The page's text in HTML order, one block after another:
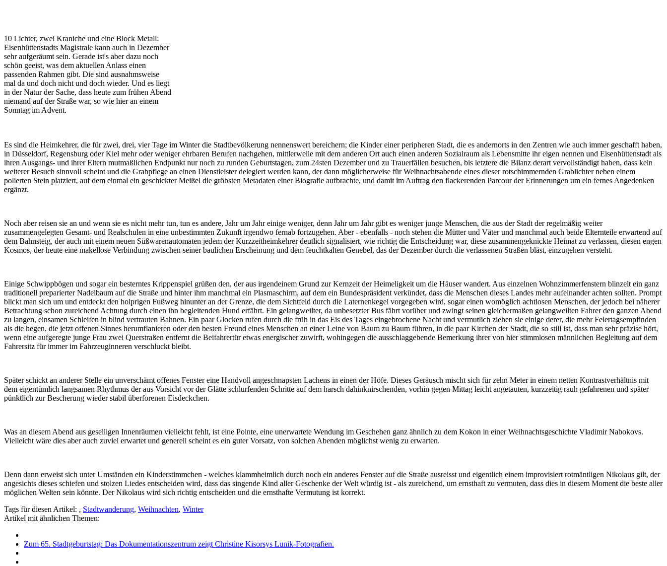
10 Lichter, zwei Kraniche und eine Block Metall:
Eisenhüttenstadts Magistrale kann auch in Dezember
sehr aufgeräumt sein. Gerade ist's aber dazu noch
schön geeist, was dem aktuellen Anlass einen
passenden Rahmen gibt. Die sind ausnahmsweise
mal da und doch nicht und doch wieder. Und es liegt
in der Natur der Sache, dass heute zum frühen Abend
niemand auf der Straße war, so wie hier an einem
Sonntag im Advent.
Es sind die Heimkehrer, die für zwei, drei, vier Tage im Winter die Stadtbevölkerung nennenswert bereichern; die Kinder einer peripheren Stadt, die es andernorts in den Zentren wie auch immer geschafft haben,
in Düsseldorf, Regensburg oder Kiel mehr oder weniger ehrbaren Berufen nachgehen, mittlerweile mit dem anderen Ort auch einen anderen Sozialraum als Lebensmitte ihr eigen nennen und Eisenhüttenstadt als
ihren Ausgangs- und ihrer Eltern mutmaßlichen Endpunkt nur noch zu runden Geburtstagen, zum 24sten Dezember und zu Trauerfällen besuchen, bis letztere die Bilanz derart vervollständigt haben, dass kein
weiterer Besuch sinnvoll scheint und die Grabpflege an einen Dienstleister delegiert werden kann, der dann möglicherweise für Weihnachtsabende eines dieser rotschimmernden Grablichter neben einem
polierten Stein platziert, auf dem einmal ein geschickter Meißel die gröbsten Metadaten einer Biografie aufbrachte, und damit im Auftrag den flackerenden Parcour der Erinnerungen um ein fernes Angedenken
ergänzt.
Noch aber reisen sie an und wenn sie es nicht mehr tun, tun es andere, Jahr um Jahr einige weniger, denn Jahr um Jahr gibt es weniger junge Menschen, die aus der Stadt der regelmäßig weiter
zusammengelegten Gesamt- und Realschulen in eine unbestimmten Zukunft irgendwo fernab fortzugehen. Aber - ebenfalls - noch stehen die Mütter und Väter und manchmal auch beide Elternteile erwartend auf
dem Bahnsteig, der auch mit einem neuen Süßwarenautomaten jedem der Kurzzeitheimkehrer deutlich signalisiert, wie richtig die Entscheidung war, diese zusammengeknickte Heimat zu verlassen, diesen engen
Kosmos, der heute eine makellose Verbindung zwischen seiner baulichen Erscheinung und dem feuchtkalten Genebel, das der Dezember durch die verlassenen Straßen bläst, einzugehen versteht.
Einige Schwippbögen und sogar ein besterntes Krippenspiel grüßen den, der aus irgendeinem Grund zur Kernzeit der Heimeligkeit um die Häuser wandert. Aus einzelnen Wohnzimmerfenstern blinzelt ein ganz
traditionell preparierter Nadelbaum auf die Straße und hinter ihm manchmal ein Plasmaschirm, auf dem ein Bundespräsident verkündet, dass die Menschen dieses Landes mehr aufeinander achten sollten. Prompt
blickt man sich um und entdeckt den holprigen Fußweg hinunter an der Grenze, die dem Sichtfeld durch die Laternenkegel vorgegeben wird, sogar einen womöglich achtlosen Menschen, der jedoch bei näherer
Betrachtung schon zureichend Achtung durch einen ihn begleitenden Hund erfährt. Ein gelangweilter, da unbesetzter Bus fährt vorüber und zwingt seinen gleichermaßen gelangweilten Fahrer den ganzen Abend
zu langen, einsamen Schleifen in blind vertrauten Bahnen. Ein paar Glocken rufen durch die früh in das Eis des Tages eingebrochene Nacht und vermutlich ziehen sie einige derer, die mehr Feiertagsempfinden
als die hegen, die jetzt offenen Sinnes herumflanieren oder den besten Freund eines Menschen an einer Leine von Baum zu Baum führen, in die paar Kirchen der Stadt, die so still ist, dass man sehr präzise hört,
wenn eine aufgeregte junge Frau zwei Querstraßen entfernt die Beifahrertür etwas energischer zuwirft, wohingegen die ausschlaggebende Bemerkung ihrer von hier stimmlosen männlichen Begleitung auf dem
Fahrersitz für immer im Fahrzeuginneren verschluckt bleibt.
Später schickt an anderer Stelle ein unverschämt offenes Fenster eine Handvoll angeschnapsten Lachens in einen der Höfe. Dieses Geräusch mischt sich für zehn Meter in einem netten Kontrastverhältnis mit
dem eigentümlich langsamen Rhythmus der aus Vorsicht vor der Glätte schlurfenden Schritte auf dem harsch dahinknirschenden, vorhin gegen Mittag leicht angetauten, kurzzeitig rauh gefahrenen und später
pünktlich zur Bescherung wieder stabil überforenen Eisdeckchen.
Was an diesem Abend aus geselligen Innenräumen vielleicht fehlt, ist eine Pointe, eine unerwartete Wendung im Geschehen ganz ähnlich zu dem Kokon in einer Weihnachtsgeschichte Vladimir Nabokovs.
Vielleicht wäre dies aber auch zuviel erwartet und generell scheint es ein guter Vorsatz, von solchen Abenden möglichst wenig zu erwarten.
Denn dann erweist sich unter Umständen ein Kinderstimmchen - welches klammheimlich durch noch ein anderes Fenster auf die Straße ausreisst und eigentlich einem improvisiert rotmäntligen Nikolaus gilt, der
angesichts dieses schiefen und stolzen Liedes entscheiden wird, dass das singende Kind aller Geschenke der Welt würdig ist - als zureichend, um ernsthaft zu vermuten, dass dies in diesem Moment die beste aller
möglichen Welten sein könnte. Der Nikolaus wird sich richtig entscheiden und die ernsthafte Vermutung ist korrekt.
Tags für diesen Artikel: , Stadtwanderung, Weihnachten, Winter
Artikel mit ähnlichen Themen:
Zum 65. Stadtgeburtstag: Das Dokumentationszentrum zeigt Christine Kisorsys Lunik-Fotografien.